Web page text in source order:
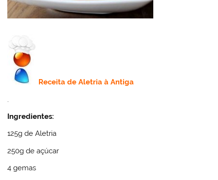
Receita deAletria à Antiga
Ingredientes:
125g de Aletria
250g de açúcar
4 gemas